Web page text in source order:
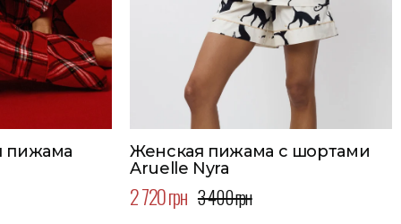
пижама
Женская пижама с шортами
Aruelle Nyra
2 720 грн 3 400 грн